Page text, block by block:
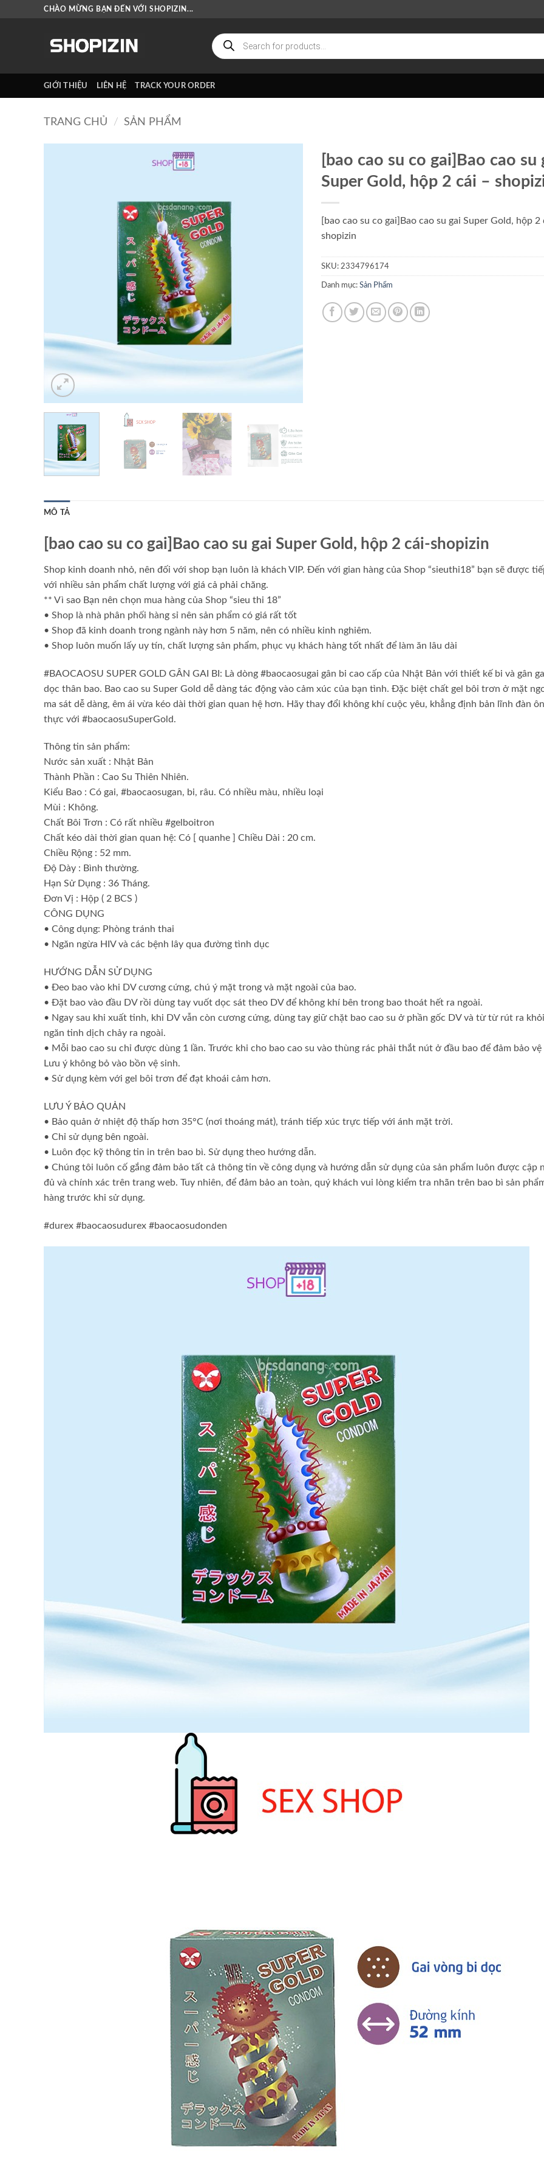
CHÀO MỪNG BẠN ĐẾN VỚI SHOPIZIN...
Tìm
kiếm
sản
phẩm
GIỚI THIỆU LIÊN HỆ TRACK YOUR ORDER
TRANG CHỦ / SẢN PHẨM
[bao cao su co gai]Bao cao su
Super Gold, hộp 2 cái –
[bao cao su co gai]Bao cao su gai Super Gold, hộp 2
shopizin
SKU: 2334796174
Danh mục: Sản Phẩm
MÔ TẢ
[bao cao su co gai]Bao cao su gai Super Gold, hộp 2 cái-shopizin
Shop kinh doanh nhỏ, nên đối với shop bạn luôn là khách VIP. Đến với gian hàng của Shop “sieuthi18” bạn sẽ được
với nhiều sản phẩm chất lượng với giá cả phải chăng.
** Vì sao Bạn nên chọn mua hàng của Shop “sieu thi 18”
• Shop là nhà phân phối hàng sỉ nên sản phẩm có giá rất tốt
• Shop đã kinh doanh trong ngành này hơn 5 năm, nên có nhiều kinh nghiêm.
• Shop luôn muốn lấy uy tín, chất lượng sản phẩm, phục vụ khách hàng tốt nhất để làm ăn lâu dài
#BAOCAOSU SUPER GOLD GÂN GAI BI: Là dòng #baocaosugai gân bi cao cấp của Nhật Bản với thiết kế bi và gân
dọc thân bao. Bao cao su Super Gold dễ dàng tác động vào cảm xúc của bạn tình. Đặc biệt chất gel bôi trơn ở mặt
ma sát dễ dàng, êm ái vừa kéo dài thời gian quan hệ hơn. Hãy thay đổi không khí cuộc yêu, khẳng định bản lĩnh đàn
thực với #baocaosuSuperGold.
Thông tin sản phẩm:
Nước sản xuất : Nhật Bản
Thành Phần : Cao Su Thiên Nhiên.
Kiểu Bao : Có gai, #baocaosugan, bi, râu. Có nhiều màu, nhiều loại
Mùi : Không.
Chất Bôi Trơn : Có rất nhiều #gelboitron
Chất kéo dài thời gian quan hệ: Có [ quanhe ] Chiều Dài : 20 cm.
Chiều Rộng : 52 mm.
Độ Dày : Bình thường.
Hạn Sử Dụng : 36 Tháng.
Đơn Vị : Hộp ( 2 BCS )
CÔNG DỤNG
• Công dụng: Phòng tránh thai
• Ngăn ngừa HIV và các bệnh lây qua đường tình dục
HƯỚNG DẪN SỬ DỤNG
• Đeo bao vào khi DV cương cứng, chú ý mặt trong và mặt ngoài của bao.
• Đặt bao vào đầu DV rồi dùng tay vuốt dọc sát theo DV để không khí bên trong bao thoát hết ra ngoài.
• Ngay sau khi xuất tinh, khi DV vẫn còn cương cứng, dùng tay giữ chặt bao cao su ở phần gốc DV và từ từ rút ra
ngăn tinh dịch chảy ra ngoài.
• Mỗi bao cao su chỉ được dùng 1 lần. Trước khi cho bao cao su vào thùng rác phải thắt nút ở đầu bao để đảm bảo vệ
Lưu ý không bỏ vào bồn vệ sinh.
• Sử dụng kèm với gel bôi trơn để đạt khoái cảm hơn.
LƯU Ý BẢO QUẢN
• Bảo quản ở nhiệt độ thấp hơn 35°C (nơi thoáng mát), tránh tiếp xúc trực tiếp với ánh mặt trời.
• Chỉ sử dụng bên ngoài.
• Luôn đọc kỹ thông tin in trên bao bì. Sử dụng theo hướng dẫn.
• Chúng tôi luôn cố gắng đảm bảo tất cả thông tin về công dụng và hướng dẫn sử dụng của sản phẩm luôn được cập
đủ và chính xác trên trang web. Tuy nhiên, để đảm bảo an toàn, quý khách vui lòng kiểm tra nhãn trên bao bì sản
hàng trước khi sử dụng.
#durex #baocaosudurex #baocaosudonden